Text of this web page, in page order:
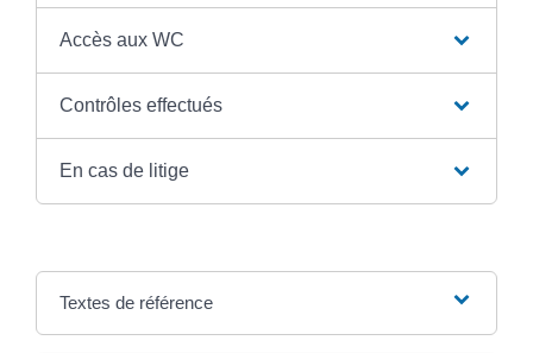
Accès aux WC
Contrôles effectués
En cas de litige
Textes de référence